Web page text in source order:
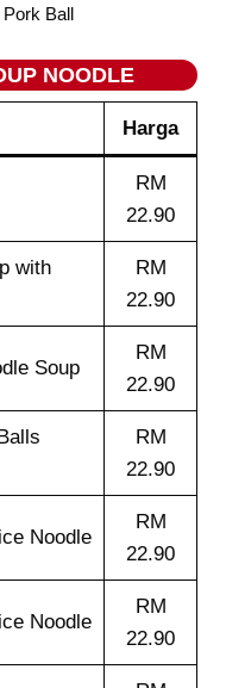
Ball
NOODLE
Harga
RM
22.90
with
RM
22.90
Soup
RM
22.90
RM
22.90
Noodle
RM
22.90
Noodle
RM
22.90